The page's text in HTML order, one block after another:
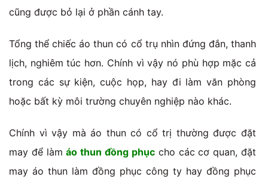
cũng được bỏ lại ở phần cánh tay.
Tổng thể chiếc áo thun có cổ trụ nhìn đứng đắn, thanh
lịch, nghiêm túc hơn. Chính vì vậy nó phù hợp mặc cả
trong các sự kiện, cuộc họp, hay đi làm văn phòng
hoặc bất kỳ môi trường chuyên nghiệp nào khác.
Chính vì vậy mà áo thun có cổ trị thường được đặt
may để làmáo thun đồng phụccho các cơ quan, đặt
may áo thun làm đồng phục công ty hay đồng phục